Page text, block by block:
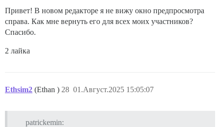
Привет! В новом редакторе я не вижу окно предпросмотра
справа. Как мне вернуть его для всех моих участников?
Спасибо.
2 лайка
Ethsim2 (Ethan ) 01.Август.2025 15:05:07
28
patrickemin: